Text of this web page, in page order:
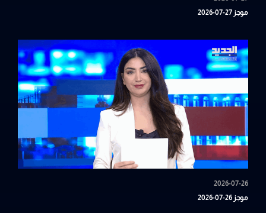
موجز 27-07-2026
2026-07-26
موجز 26-07-2026